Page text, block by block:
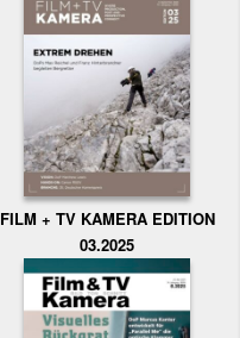
FILM + TV KAMERA EDITION
03.2025